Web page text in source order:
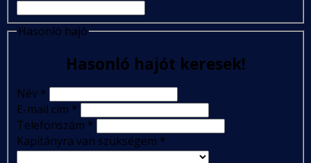
Hasonló hajó
Hasonló hajót keresek!
Név *
E-mail cím *
Telefonszám *
Kapitányra van szükségem *